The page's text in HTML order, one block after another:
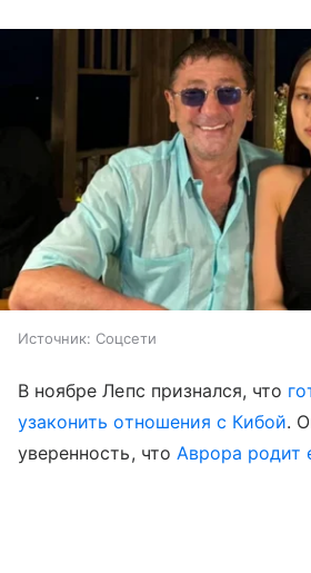
Источник: Соцсети
В ноябре Лепс признался, что
узаконить отношения с Кибой.
уверенность, что Аврора родит